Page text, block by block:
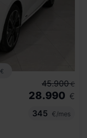
€
45.900 €
28.990 €
345
€/mes